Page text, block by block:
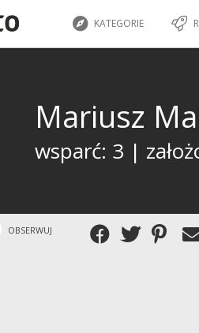
KATEGORIE
Mariusz
wsparć: 3 |
OBSERWUJ